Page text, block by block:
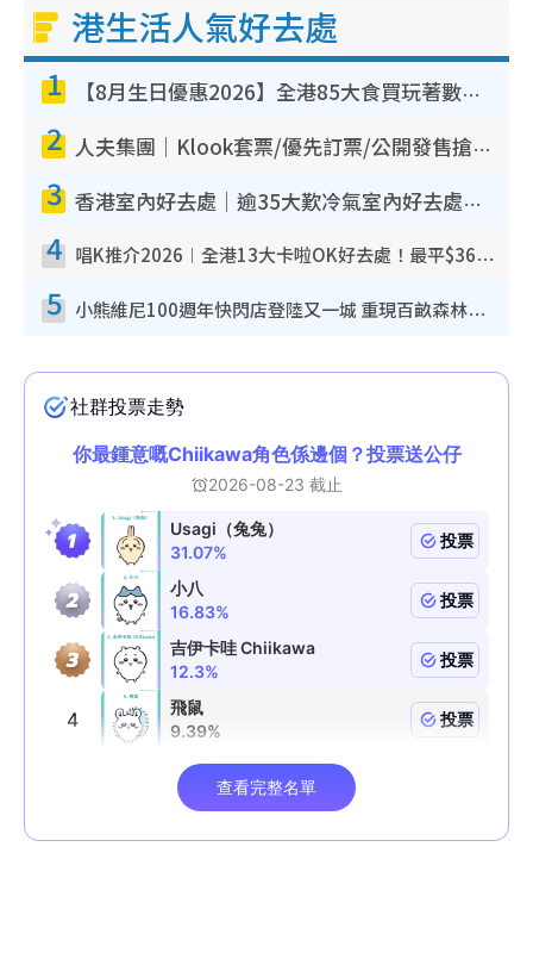
港生活人氣好去處
1 【8月生日優惠2026】全港85大食買玩著數攻略 自助餐/火鍋放題同行免費＋誠品/DONKI送現金券
2 人夫集團｜Klook套票/優先訂票/公開發售搶飛攻略！附票價.購票連結.場地座位表
3 香港室內好去處｜逾35大歎冷氣室內好去處推介 室內活動免費避雨無懼落雨
4 唱K推介2026︱全港13大卡啦OK好去處！最平$36起 日文K都有！(附地址+收費詳情)
5 小熊維尼100週年快閃店登陸又一城 重現百畝森林經典場景／獨家限定盲盒登場／專屬DIY香水